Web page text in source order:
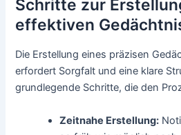
Schritte zur
effektiven
Die Erstellung eines präzisen
erfordert Sorgfalt und eine klare
grundlegende Schritte, die den
Zeitnahe Erstellung: